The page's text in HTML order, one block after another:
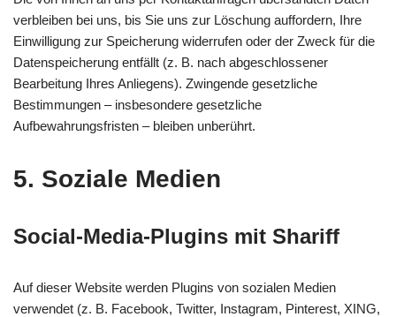
verbleiben bei uns, bis Sie uns zur Löschung auffordern, Ihre
Einwilligung zur Speicherung widerrufen oder der Zweck für die
Datenspeicherung entfällt (z. B. nach abgeschlossener
Bearbeitung Ihres Anliegens). Zwingende gesetzliche
Bestimmungen – insbesondere gesetzliche
Aufbewahrungsfristen – bleiben unberührt.
5. Soziale Medien
Social-Media-Plugins mit Shariff
Auf dieser Website werden Plugins von sozialen Medien
verwendet (z. B. Facebook, Twitter, Instagram, Pinterest, XING,